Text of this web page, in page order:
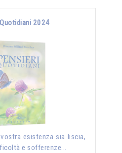
2024
esistenza sia liscia,
e sofferenze...